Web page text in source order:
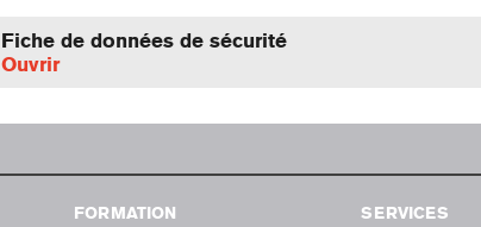
Fiche de données de sécurité
Ouvrir
FORMATION
SERVICES